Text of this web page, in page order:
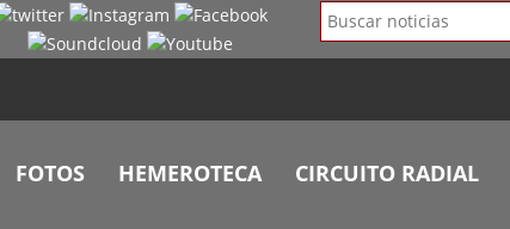
FOTOS HEMEROTECA CIRCUITO RADIAL